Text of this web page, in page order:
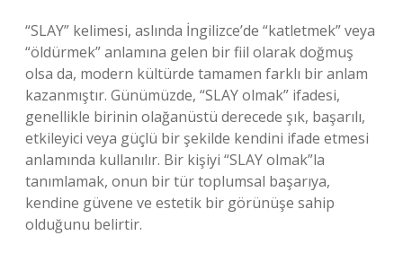
“SLAY” kelimesi, aslında İngilizce’de “katletmek” veya
“öldürmek” anlamına gelen bir fiil olarak doğmuş
olsa da, modern kültürde tamamen farklı bir anlam
kazanmıştır. Günümüzde, “SLAY olmak” ifadesi,
genellikle birinin olağanüstü derecede şık, başarılı,
etkileyici veya güçlü bir şekilde kendini ifade etmesi
anlamında kullanılır. Bir kişiyi “SLAY olmak”la
tanımlamak, onun bir tür toplumsal başarıya,
kendine güvene ve estetik bir görünüşe sahip
olduğunu belirtir.